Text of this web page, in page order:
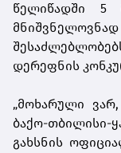
წელიწადში 5
დერეფნის
„მოხარული
ბაქო-თბილისი-
გახსნის